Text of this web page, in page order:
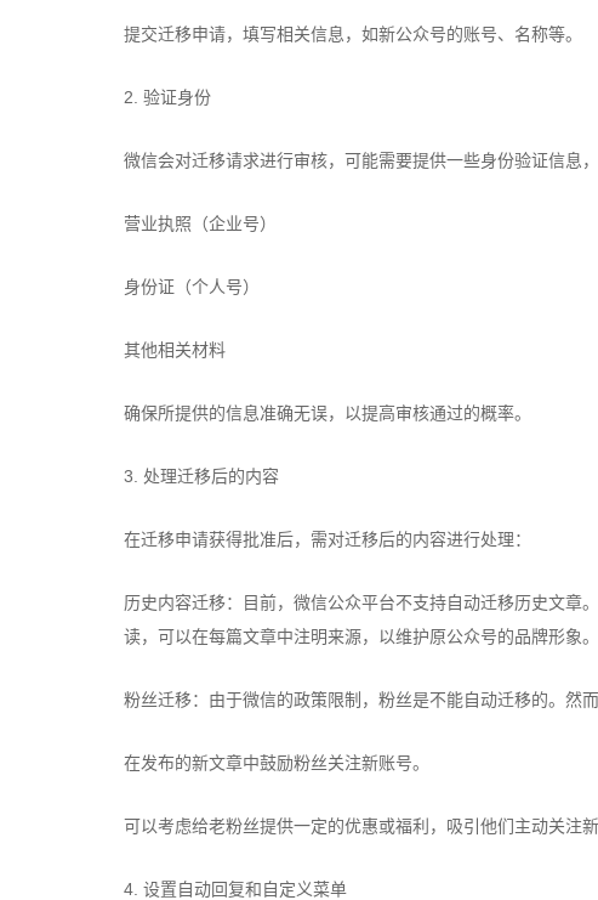
提交迁移申请，填写相关信息，如新公众号的账号、名称等。
2. 验证身份
微信会对迁移请求进行审核，可能需要提供一些身份验证信息，
营业执照（企业号）
身份证（个人号）
其他相关材料
确保所提供的信息准确无误，以提高审核通过的概率。
3. 处理迁移后的内容
在迁移申请获得批准后，需对迁移后的内容进行处理：
历史内容迁移：目前，微信公众平台不支持自动迁移历史文章
读，可以在每篇文章中注明来源，以维护原公众号的品牌形象。
粉丝迁移：由于微信的政策限制，粉丝是不能自动迁移的。然
在发布的新文章中鼓励粉丝关注新账号。
可以考虑给老粉丝提供一定的优惠或福利，吸引他们主动关注新
4. 设置自动回复和自定义菜单